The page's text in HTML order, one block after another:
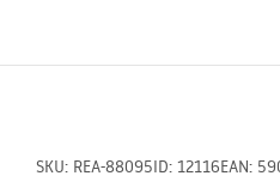
SKU: REA-88095ID: 12116EAN: